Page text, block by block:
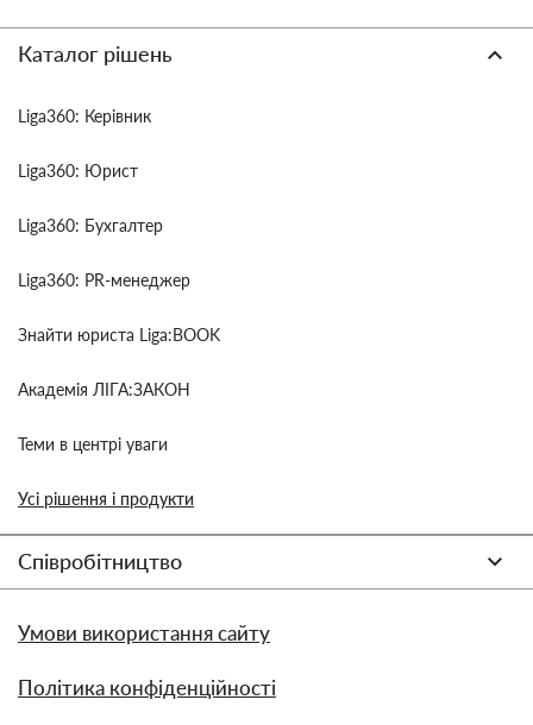
Каталог рішень
Liga360: Керівник
Liga360: Юрист
Liga360: Бухгалтер
Liga360: PR-менеджер
Знайти юриста Liga:BOOK
Академія ЛІГА:ЗАКОН
Теми в центрі уваги
Усі рішення і продукти
Співробітництво
Умови використання сайту
Політика конфіденційності